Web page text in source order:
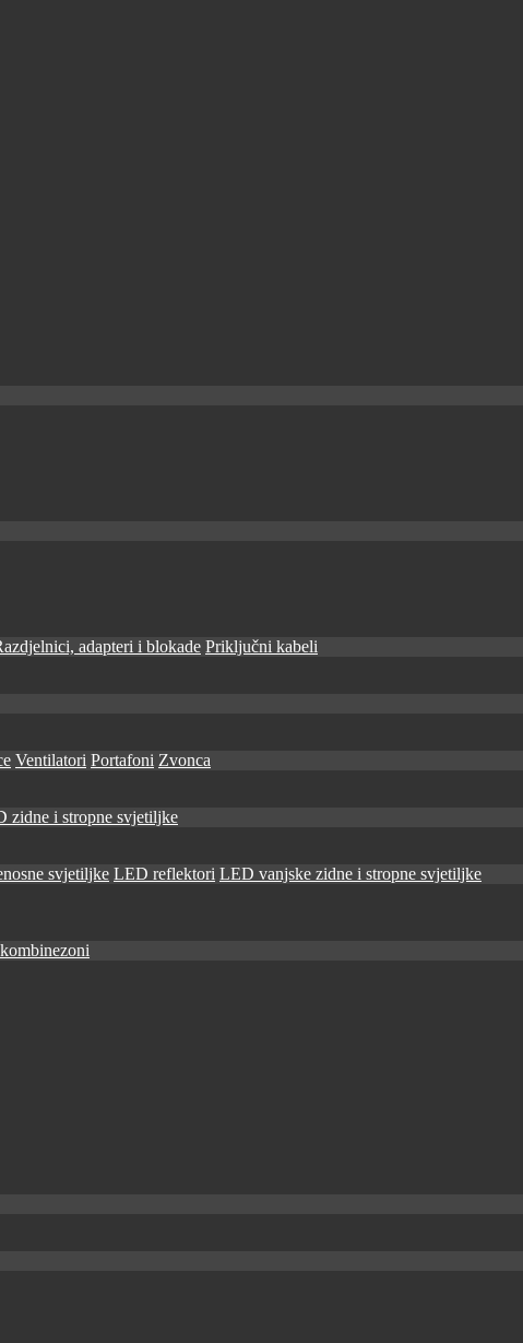
adapteri i blokade Priključni kabeli
Ventilatori Portafoni Zvonca
zidne i stropne svjetiljke
svjetiljke LED reflektori LED vanjske zidne i stropne svjetiljke